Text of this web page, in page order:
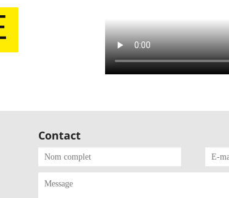
Contact